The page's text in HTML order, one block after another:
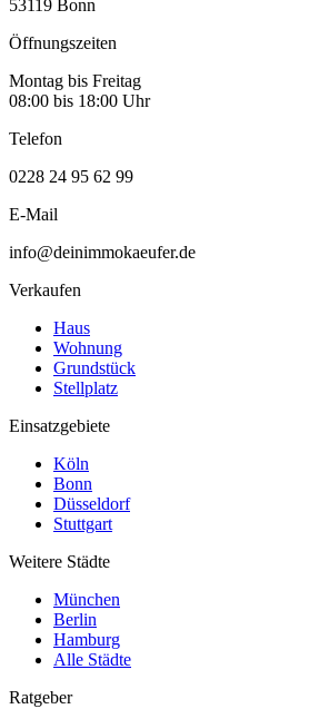
53119 Bonn
Öffnungszeiten
Montag bis Freitag
08:00 bis 18:00 Uhr
Telefon
0228 24 95 62 99
E-Mail
info@deinimmokaeufer.de
Verkaufen
Haus
Wohnung
Grundstück
Stellplatz
Einsatzgebiete
Köln
Bonn
Düsseldorf
Stuttgart
Weitere Städte
München
Berlin
Hamburg
Alle Städte
Ratgeber